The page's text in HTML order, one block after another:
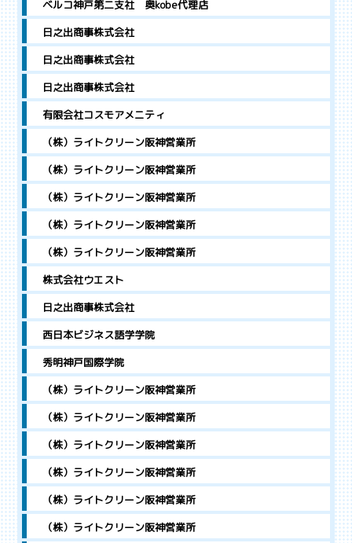
ベルコ神戸第二支社 奥kobe代理店
日之出商事株式会社
日之出商事株式会社
日之出商事株式会社
有限会社コスモアメニティ
（株）ライトクリーン阪神営業所
（株）ライトクリーン阪神営業所
（株）ライトクリーン阪神営業所
（株）ライトクリーン阪神営業所
（株）ライトクリーン阪神営業所
株式会社ウエスト
日之出商事株式会社
西日本ビジネス語学学院
秀明神戸国際学院
（株）ライトクリーン阪神営業所
（株）ライトクリーン阪神営業所
（株）ライトクリーン阪神営業所
（株）ライトクリーン阪神営業所
（株）ライトクリーン阪神営業所
（株）ライトクリーン阪神営業所